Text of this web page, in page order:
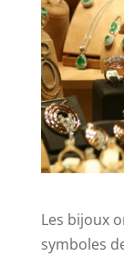
Les bijoux
symboles